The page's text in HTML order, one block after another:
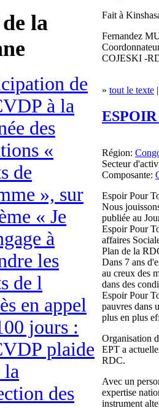
la
de
à la
des
«
de
», sur
« Je
à
les
de l
en appel
jours :
plaide
la
des
Fait à
Fernandez
COJESKI -
» tout le texte
Région:
Secteur
Composante:
Espoir Pour
Nous
publiée au
Espoir Pour
affaires
Plan de la
Dans 7 ans
au creux des
dans des
Espoir Pour
pauvres dans
plus en plus
Organisation
EPT a
RDC.
Avec un
expertise
instrument